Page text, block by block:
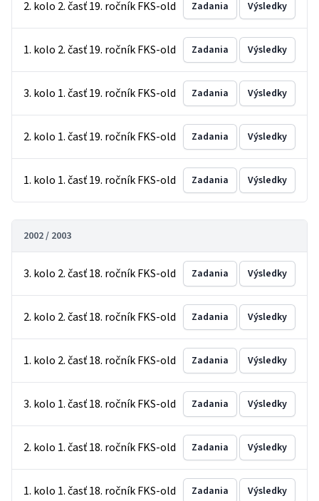
2. kolo 2. časť 19. ročník FKS-old Zadania Výsledky
1. kolo 2. časť 19. ročník FKS-old Zadania Výsledky
3. kolo 1. časť 19. ročník FKS-old Zadania Výsledky
2. kolo 1. časť 19. ročník FKS-old Zadania Výsledky
1. kolo 1. časť 19. ročník FKS-old Zadania Výsledky
2002 / 2003
3. kolo 2. časť 18. ročník FKS-old Zadania Výsledky
2. kolo 2. časť 18. ročník FKS-old Zadania Výsledky
1. kolo 2. časť 18. ročník FKS-old Zadania Výsledky
3. kolo 1. časť 18. ročník FKS-old Zadania Výsledky
2. kolo 1. časť 18. ročník FKS-old Zadania Výsledky
1. kolo 1. časť 18. ročník FKS-old Zadania Výsledky